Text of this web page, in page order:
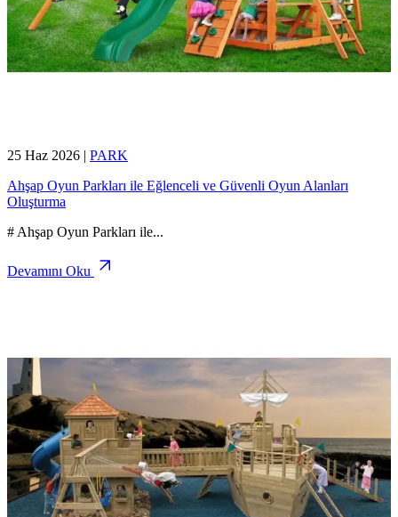
25 Haz 2026 | PARK
Ahşap Oyun Parkları ile Eğlenceli ve Güvenli Oyun Alanları
Oluşturma
# Ahşap Oyun Parkları ile...
Devamını Oku